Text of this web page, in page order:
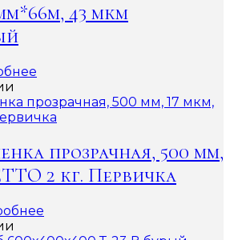
43 мкм
прозрачная, 500 мм,
2 кг. Первичка